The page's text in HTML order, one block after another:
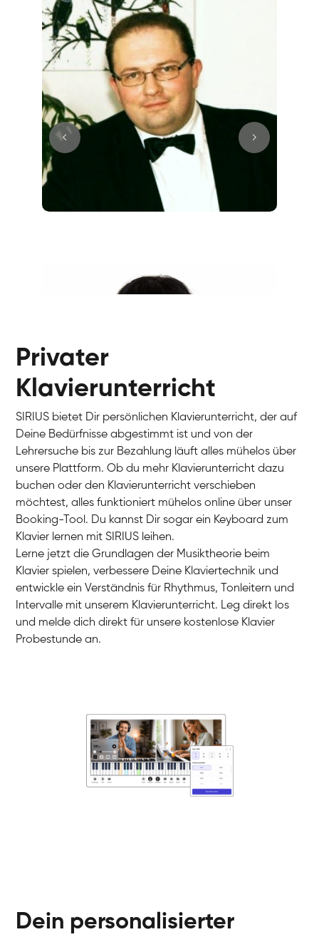
Charlotte
Klavier / Piano / Flügel
Klavier / Piano / Flügel
Klavier / Piano / Flügel
Privater
Klavierunterricht
SIRIUS bietet Dir persönlichen Klavierunterricht, der auf
Deine Bedürfnisse abgestimmt ist und von der
Lehrersuche bis zur Bezahlung läuft alles mühelos über
unsere Plattform. Ob du mehr Klavierunterricht dazu
buchen oder den Klavierunterricht verschieben
möchtest, alles funktioniert mühelos online über unser
Booking-Tool. Du kannst Dir sogar ein Keyboard zum
Klavier lernen mit SIRIUS leihen.
Lerne jetzt die Grundlagen der Musiktheorie beim
Klavier spielen, verbessere Deine Klaviertechnik und
entwickle ein Verständnis für Rhythmus, Tonleitern und
Intervalle mit unserem Klavierunterricht. Leg direkt los
und melde dich direkt für unsere kostenlose Klavier
Probestunde an.
Dein personalisierter